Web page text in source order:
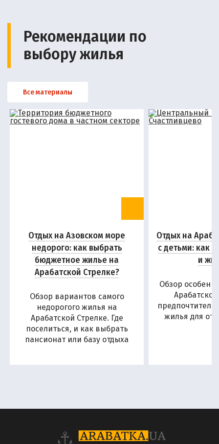
Рекомендации по
выбору жилья
Все материалы
Отдых на Азовском море
недорого: как выбрать
бюджетное жилье на
Арабатской Стрелке?
Обзор вариантов самого
недорогого жилья на
Арабатской Стрелке. Где
поселиться, и как выбрать
пансионат или базу отдыха
Отдых на
с детьми: как
и
Обзор
жилья для